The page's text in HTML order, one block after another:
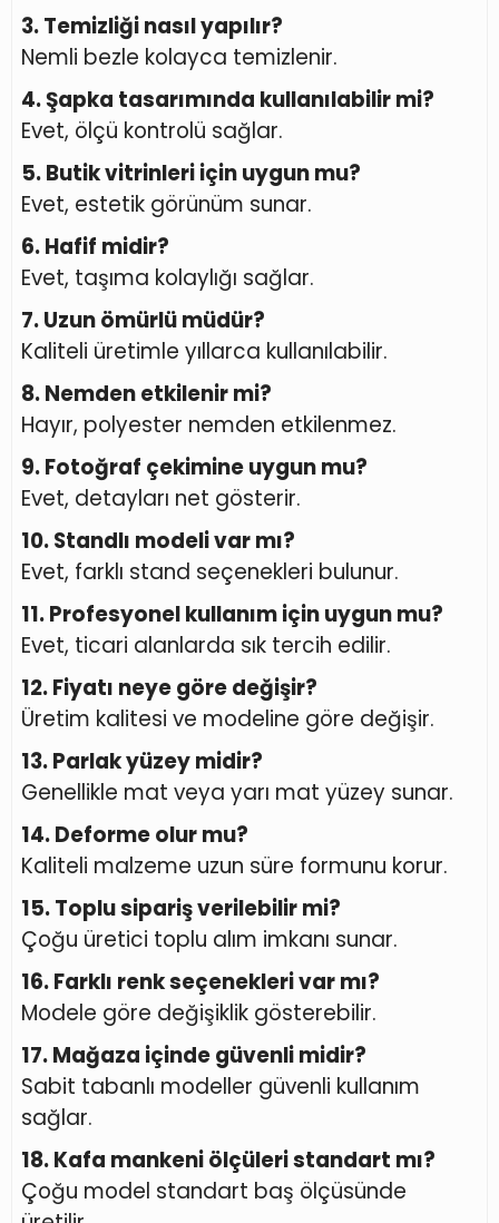
3. Temizliği nasıl yapılır?
Nemli bezle kolayca temizlenir.
4. Şapka tasarımında kullanılabilir mi?
Evet, ölçü kontrolü sağlar.
5. Butik vitrinleri için uygun mu?
Evet, estetik görünüm sunar.
6. Hafif midir?
Evet, taşıma kolaylığı sağlar.
7. Uzun ömürlü müdür?
Kaliteli üretimle yıllarca kullanılabilir.
8. Nemden etkilenir mi?
Hayır, polyester nemden etkilenmez.
9. Fotoğraf çekimine uygun mu?
Evet, detayları net gösterir.
10. Standlı modeli var mı?
Evet, farklı stand seçenekleri bulunur.
11. Profesyonel kullanım için uygun mu?
Evet, ticari alanlarda sık tercih edilir.
12. Fiyatı neye göre değişir?
Üretim kalitesi ve modeline göre değişir.
13. Parlak yüzey midir?
Genellikle mat veya yarı mat yüzey sunar.
14. Deforme olur mu?
Kaliteli malzeme uzun süre formunu korur.
15. Toplu sipariş verilebilir mi?
Çoğu üretici toplu alım imkanı sunar.
16. Farklı renk seçenekleri var mı?
Modele göre değişiklik gösterebilir.
17. Mağaza içinde güvenli midir?
Sabit tabanlı modeller güvenli kullanım
sağlar.
18. Kafa mankeni ölçüleri standart mı?
Çoğu model standart baş ölçüsünde